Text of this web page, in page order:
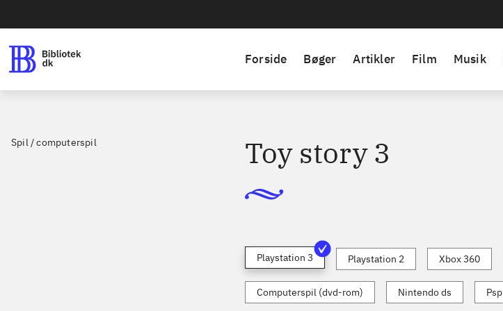
Forside Bøger Artikler Film Musik
Spil / computerspil Toy story 3
Playstation 3 Playstation 2 Xbox 360
Computerspil (dvd-rom) Nintendo ds Psp